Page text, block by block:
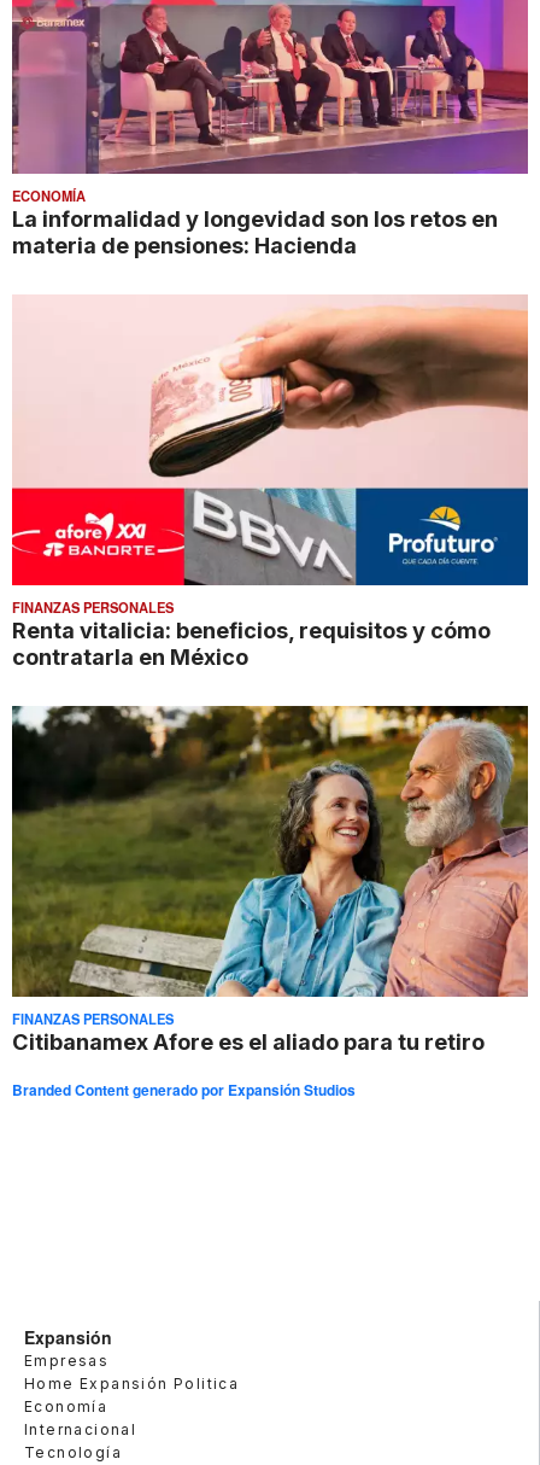
ECONOMÍA
La informalidad y longevidad son los retos en
materia de pensiones: Hacienda
FINANZAS PERSONALES
Renta vitalicia: beneficios, requisitos y cómo
contratarla en México
FINANZAS PERSONALES
Citibanamex Afore es el aliado para tu retiro
Branded Content generado por Expansión Studios
Expansión
Empresas
Home Expansión Politica
Economía
Internacional
Tecnología